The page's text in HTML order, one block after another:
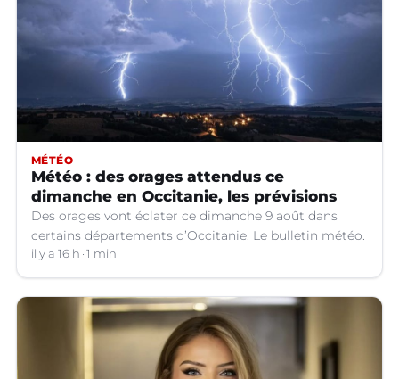
MÉTÉO
Météo : des orages attendus ce
dimanche en Occitanie, les prévisions
Des orages vont éclater ce dimanche 9 août dans
certains départements d’Occitanie. Le bulletin météo.
il y a 16 h 1 min